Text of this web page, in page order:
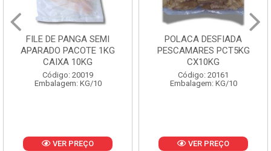
FILE DE PANGA SEMI
APARADO PACOTE 1KG
CAIXA 10KG
Código: 20019
Embalagem: KG/10
VER PREÇO
POLACA DESFIADA
PESCAMARES PCT5KG
CX10KG
Código: 20161
Embalagem: KG/10
VER PREÇO